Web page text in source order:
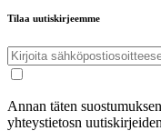
Tilaa uutiskirjeemme
Annan täten
yhteystietosn